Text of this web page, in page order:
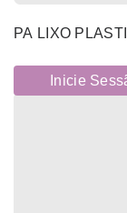
PA LIXO
Inicie